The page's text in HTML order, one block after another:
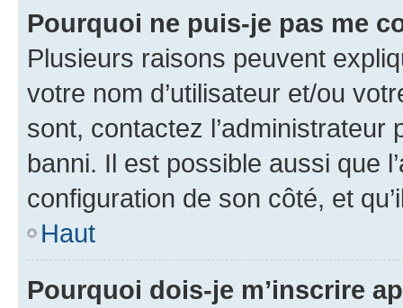
Pourquoi ne puis-je pas me
Plusieurs raisons peuvent
votre nom d’utilisateur et/ou
sont, contactez l’administrateur
banni. Il est possible aussi que
configuration de son côté, et
Haut
Pourquoi dois-je m’inscrire